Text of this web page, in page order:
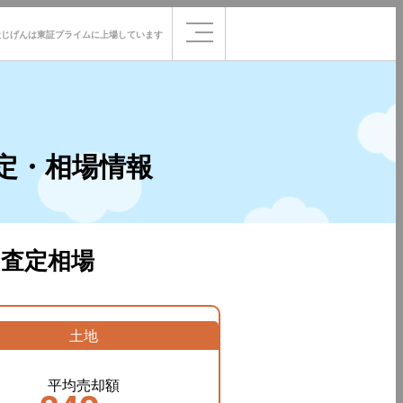
げんは東証プライムに 上場しています
・相場情報
定相場
土地
平均売却額